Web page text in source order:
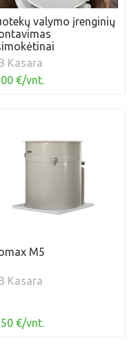
valymo įrenginių
Kasara
€/vnt.
M5
Kasara
€/vnt.